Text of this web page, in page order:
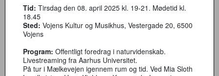
Tid: Tirsdag den 08. april 2025 kl. 19-21. Mødetid kl.
18.45
Sted: Vojens Kultur og Musikhus, Vestergade 20, 6500
Vojens
Program: Offentligt foredrag i naturvidenskab.
Livestreaming fra Aarhus Universitet.
På tur i Mælkevejen igennem rum og tid. Ved Mia Sloth